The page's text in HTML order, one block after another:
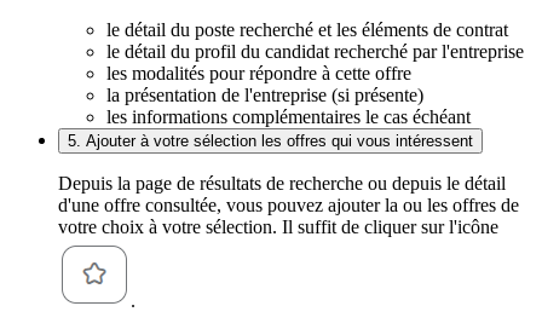
le détail du poste recherché et les éléments de contrat
le détail du profil du candidat recherché par l'entreprise
les modalités pour répondre à cette offre
la présentation de l'entreprise (si présente)
les informations complémentaires le cas échéant
5. Ajouter à votre sélection les offres qui vous intéressent
Depuis la page de résultats de recherche ou depuis le détail
d'une offre consultée, vous pouvez ajouter la ou les offres de
votre choix à votre sélection. Il suffit de cliquer sur l'icône
.